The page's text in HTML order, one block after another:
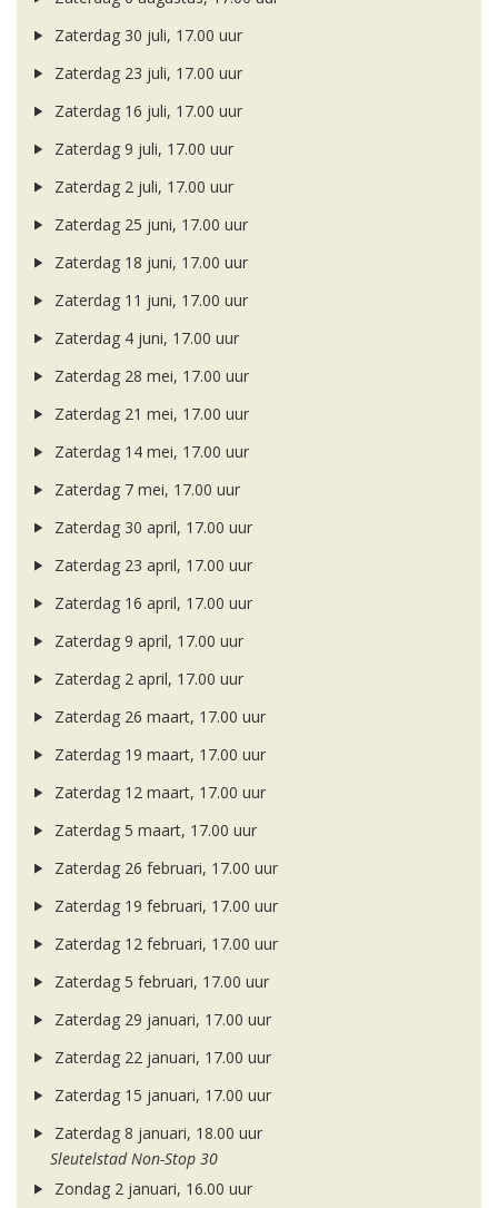
Zaterdag 30 juli, 17.00 uur
Zaterdag 23 juli, 17.00 uur
Zaterdag 16 juli, 17.00 uur
Zaterdag 9 juli, 17.00 uur
Zaterdag 2 juli, 17.00 uur
Zaterdag 25 juni, 17.00 uur
Zaterdag 18 juni, 17.00 uur
Zaterdag 11 juni, 17.00 uur
Zaterdag 4 juni, 17.00 uur
Zaterdag 28 mei, 17.00 uur
Zaterdag 21 mei, 17.00 uur
Zaterdag 14 mei, 17.00 uur
Zaterdag 7 mei, 17.00 uur
Zaterdag 30 april, 17.00 uur
Zaterdag 23 april, 17.00 uur
Zaterdag 16 april, 17.00 uur
Zaterdag 9 april, 17.00 uur
Zaterdag 2 april, 17.00 uur
Zaterdag 26 maart, 17.00 uur
Zaterdag 19 maart, 17.00 uur
Zaterdag 12 maart, 17.00 uur
Zaterdag 5 maart, 17.00 uur
Zaterdag 26 februari, 17.00 uur
Zaterdag 19 februari, 17.00 uur
Zaterdag 12 februari, 17.00 uur
Zaterdag 5 februari, 17.00 uur
Zaterdag 29 januari, 17.00 uur
Zaterdag 22 januari, 17.00 uur
Zaterdag 15 januari, 17.00 uur
Zaterdag 8 januari, 18.00 uur
Sleutelstad Non-Stop 30
Zondag 2 januari, 16.00 uur